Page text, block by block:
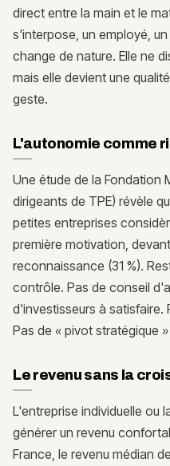
direct entre la main et le
s'interpose, un employé,
change de nature. Elle ne
mais elle devient une
geste.
L'autonomie comme
Une étude de la Fondation
dirigeants de TPE) révèle
petites entreprises
première motivation,
reconnaissance (31 %).
contrôle. Pas de conseil
d'investisseurs à satisfaire.
Pas de « pivot stratégique
Le revenu sans la
L'entreprise individuelle ou
générer un revenu
France, le revenu médian